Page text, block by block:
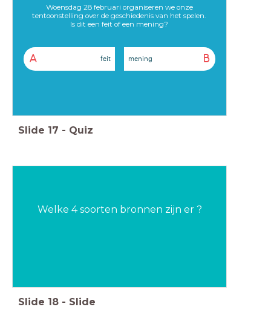
Woensdag 28 februari organiseren we onze
tentoonstelling over de geschiedenis van het spelen.
Is dit een feit of een mening?
A feit B
mening
Slide 17 - Quiz
Welke 4 soorten bronnen zijn er ?
Slide 18 - Slide